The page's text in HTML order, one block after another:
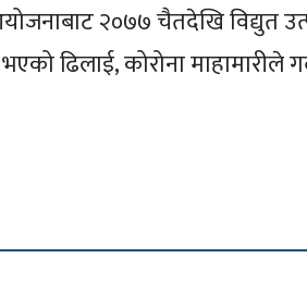
२०७७ चैतदेखि विद्युत
ढिलाई, कोरोना माहामारीले